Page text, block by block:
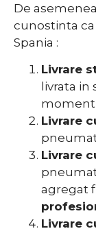
De
cunostinta
Spania :
Livrare
livrata in
moment
Livrare
Livrare
agregat
Livrare